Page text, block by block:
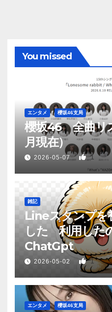
You missed
エンタメ 櫻坂46支局
櫻坂46 全曲リ
月現在）
2026-05-07 1
雑記
Lineスタンプを
した 利用した
ChatGpt
2026-05-02 1
エンタメ 櫻坂46支局